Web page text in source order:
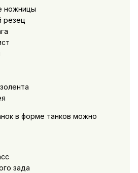
ножницы
резец
в форме танков можно
зада